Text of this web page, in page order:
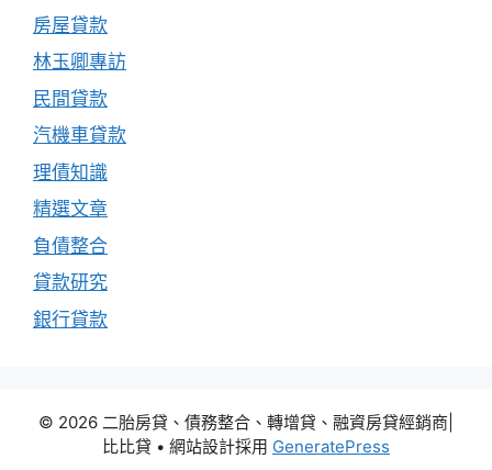
房屋貸款
林玉卿專訪
民間貸款
汽機車貸款
理債知識
精選文章
負債整合
貸款研究
銀行貸款
© 2026 二胎房貸、債務整合、轉增貸、融資房貸經銷商|
比比貸 • 網站設計採用 GeneratePress